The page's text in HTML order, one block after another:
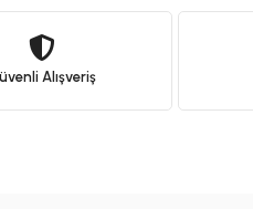
Alışveriş